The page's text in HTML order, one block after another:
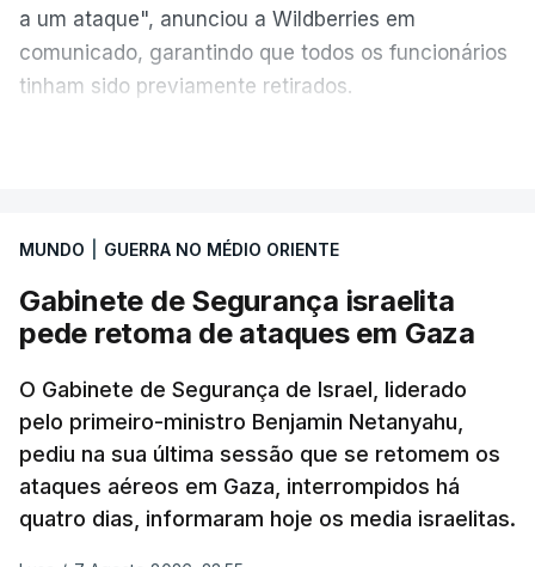
a um ataque", anunciou a Wildberries em
comunicado, garantindo que todos os funcionários
tinham sido previamente retirados.
Desde meados de julho, a Ucrânia atingiu cerca de
20 instalações pertencentes à Wildberries --- uma
plataforma de comércio online muito popular,
espalhadas por quase toda a Rússia e na Crimeia
anexada.
Os primeiros ataques, ocorridos na noite de 17 para
18 de julho, fizeram oito mortos e quase 90 feridos
em instalações nas regiões de Moscovo e Tambov
MUNDO GUERRA NO MÉDIO ORIENTE
Gabinete de Segurança israelita
pede retoma de ataques em Gaza
O Gabinete de Segurança de Israel, liderado
pelo primeiro-ministro Benjamin Netanyahu,
pediu na sua última sessão que se retomem os
ataques aéreos em Gaza, interrompidos há
quatro dias, informaram hoje os media israelitas.